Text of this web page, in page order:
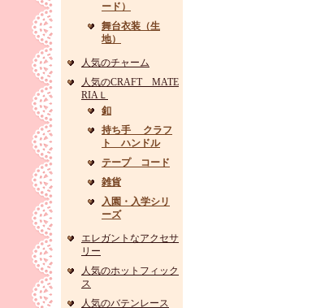
ード）
舞台衣装（生
地）
人気のチャーム
人気のCRAFT MATE
RIAＬ
釦
持ち手 クラフ
ト ハンドル
テープ コード
雑貨
入園・入学シリ
ーズ
エレガントなアクセサ
リー
人気のホットフィック
ス
人気のバテンレース